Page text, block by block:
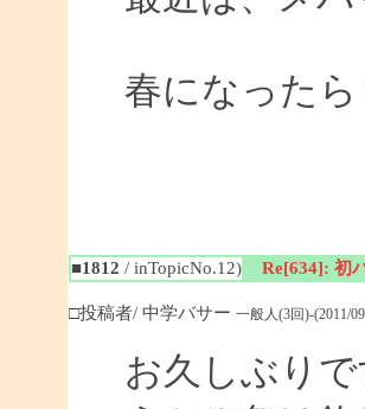
春になった
■1812 / inTopicNo.12) Re[634]: 初
□投稿者/ 中学バサー 一般人(3回)-(2011/
お久しぶり